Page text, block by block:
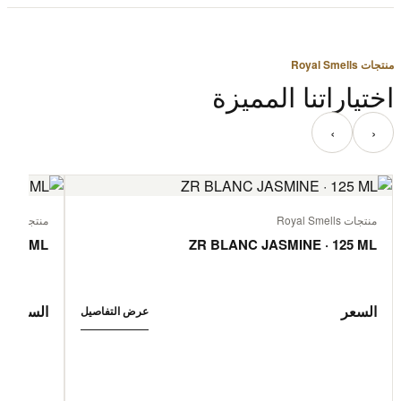
منتجات Royal Smells
اختياراتنا المميزة
‹ ›
منتجات Royal Smells
ZR BLANC JASMINE · 125 ML
السعر عرض التفاصيل
منتجات Royal Smells
ML
السعر